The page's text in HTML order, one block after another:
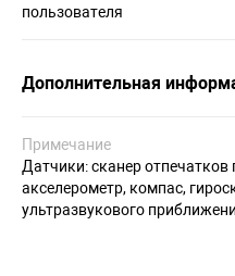
пользователя
Дополнительная
Примечание
Датчики: сканер
акселерометр, компас,
ультразвукового